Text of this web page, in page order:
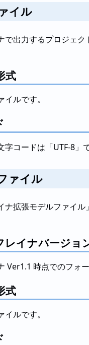
イル
で出力するプロジェ
式
ルです。
字コードは「UTF-8」で
ァイル
ナ拡張モデルファイ
レイナバージョ
Ver1.1 時点でのフォー
式
ルです。